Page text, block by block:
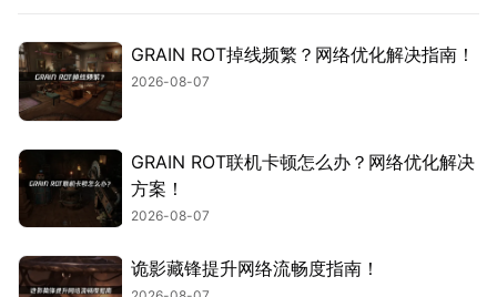
GRAIN ROT掉线频繁？网络优化解决指南！
2026-08-07
GRAIN ROT联机卡顿怎么办？网络优化解决
方案！
2026-08-07
诡影藏锋提升网络流畅度指南！